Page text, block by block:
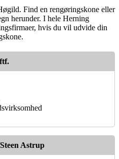
Find en rengøringskone eller
herunder. I hele Herning
hvis du vil udvide din
Astrup